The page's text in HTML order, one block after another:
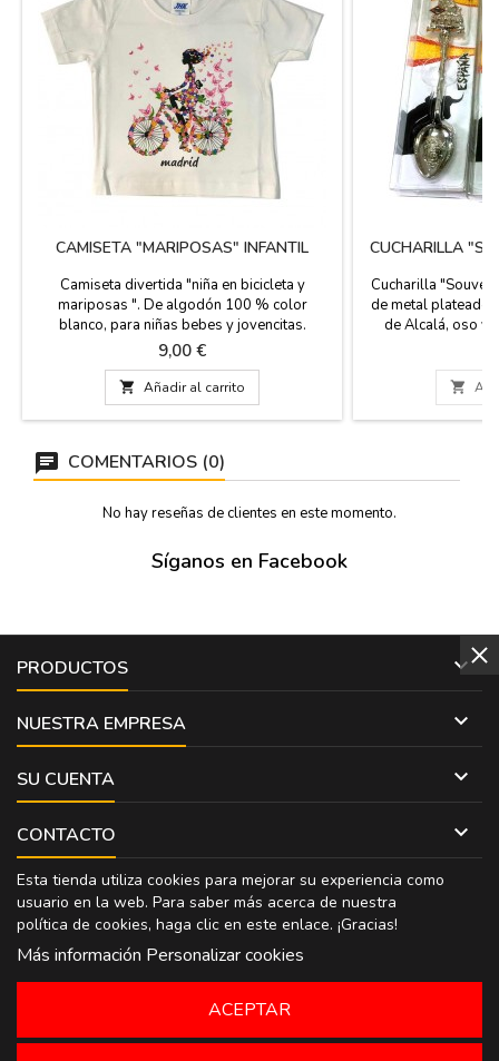
CAMISETA "MARIPOSAS" INFANTIL
Camiseta divertida "niña en bicicleta y
mariposas ". De algodón 100 % color
blanco, para niñas bebes y jovencitas.
Excelente recuerdo de Madrid.
Precio
9,00 €
 Añadir al carrito
CUCHARILLA
Cucharilla
de metal plateado
de Alcalá, oso y
de Madrid, es un

COMENTARIOS (0)
No hay reseñas de clientes en este momento.
Síganos en Facebook
PRODUCTOS 
NUESTRA EMPRESA 
SU CUENTA 
CONTACTO 
Esta tienda utiliza cookies para mejorar su experiencia como
usuario en la web. Para saber más acerca de nuestra
política de cookies, haga clic en este enlace. ¡Gracias!
Más información Personalizar cookies
ACEPTAR